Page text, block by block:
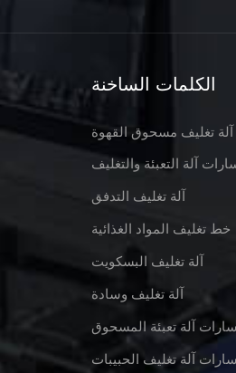
الكلمات الساخنة
آلة تغليف مسحوق القهوة
آلة التعبئة والتغليف
آلة تغليف التدفق
خط تغليف المواد الغذائية
آلة تغليف البسكويت
آلة تغليف وسادة
آلة تعبئة المسحوق
آلة تغليف الحبيبات